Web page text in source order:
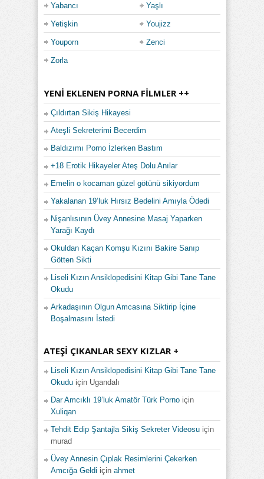
Yabancı Yaşlı
Yetişkin Youjizz
Youporn Zenci
Zorla
YENI EKLENEN PORNA FILMLER ++
Çıldırtan Sikiş Hikayesi
Ateşli Sekreterimi Becerdim
Baldızımı Porno İzlerken Bastım
+18 Erotik Hikayeler Ateş Dolu Anılar
Emelin o kocaman güzel götünü sikiyordum
Yakalanan 19’luk Hırsız Bedelini Amıyla Ödedi
Nişanlısının Üvey Annesine Masaj Yaparken
Yarağı Kaydı
Okuldan Kaçan Komşu Kızını Bakire Sanıp
Götten Sikti
Liseli Kızın Ansiklopedisini Kitap Gibi Tane Tane
Okudu
Arkadaşının Olgun Amcasına Siktirip İçine
Boşalmasını İstedi
ATEŞI ÇIKANLAR SEXY KIZLAR +
Liseli Kızın Ansiklopedisini Kitap Gibi Tane Tane
Okudu için Ugandalı
Dar Amcıklı 19’luk Amatör Türk Porno için
Xuliqan
Tehdit Edip Şantajla Sikiş Sekreter Videosu için
murad
Üvey Annesin Çıplak Resimlerini Çekerken
Amcığa Geldi için ahmet